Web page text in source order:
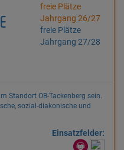
freie Plätze
Jahrgang 26/27
freie Plätze
Jahrgang 27/28
Standort OB-Tackenberg sein.
sozial-diakonische und
Einsatzfelder: